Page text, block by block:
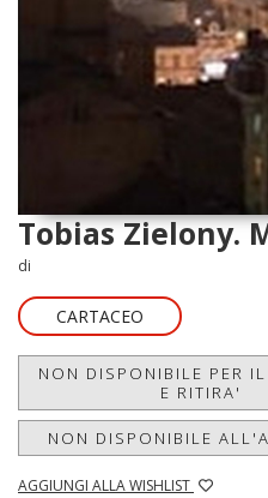
Tobias Zielony.
di
CARTACEO
NON DISPONIBILE PER
E RITIRA'
NON DISPONIBILE
AGGIUNGI ALLA WISHLIST